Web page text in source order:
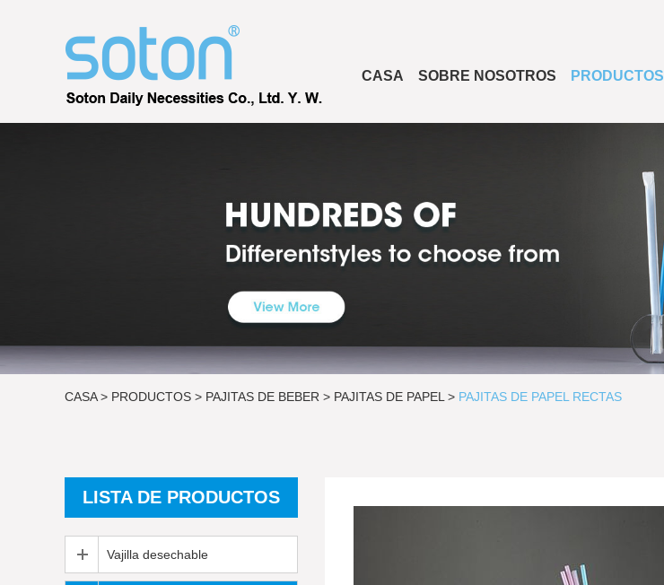
CASA SOBRE NOSOTROS PRODUCTOS
CASA > PRODUCTOS > PAJITAS DE BEBER > PAJITAS DE PAPEL > PAJITAS DE PAPEL RECTAS
LISTA DE PRODUCTOS
Vajilla desechable